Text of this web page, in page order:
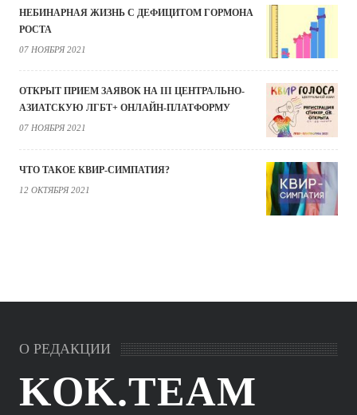
НЕБИНАРНАЯ ЖИЗНЬ С ДЕФИЦИТОМ ГОРМОНА
РОСТА
07 НОЯБРЯ 2021
ОТКРЫТ ПРИЕМ ЗАЯВОК НА III ЦЕНТРАЛЬНО-
АЗИАТСКУЮ ЛГБТ+ ОНЛАЙН-ПЛАТФОРМУ
07 НОЯБРЯ 2021
ЧТО ТАКОЕ КВИР-СИМПАТИЯ?
12 ОКТЯБРЯ 2021
О РЕДАКЦИИ
KOK.TEAM